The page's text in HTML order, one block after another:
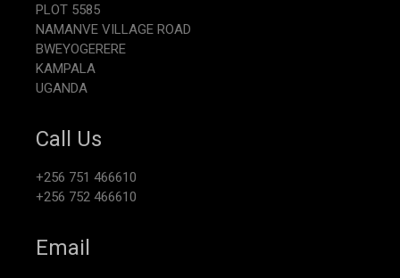
PLOT 5585
NAMANVE VILLAGE ROAD
BWEYOGERERE
KAMPALA
UGANDA
Call Us
+256 751 466610
+256 752 466610
Email